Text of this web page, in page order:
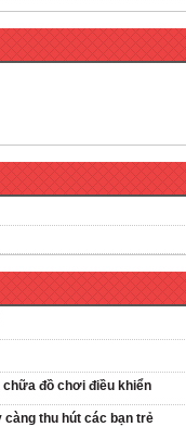
đồ chơi điều khiển
thu hút các bạn trẻ